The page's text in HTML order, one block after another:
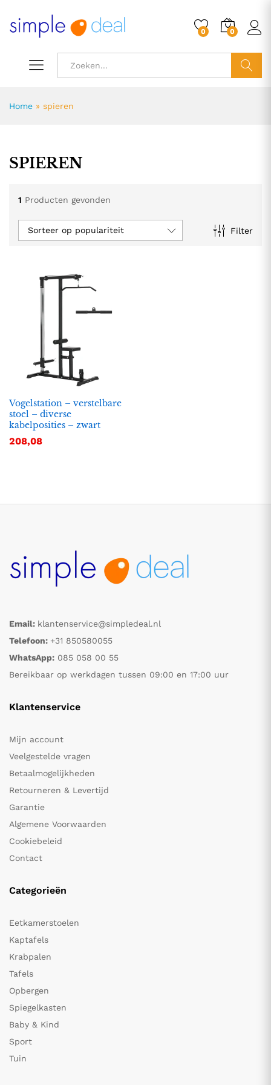
0 0
Home » spieren
SPIEREN
1 Producten gevonden
Filter
Sorteer op populariteit
Vogelstation – verstelbare
stoel – diverse
kabelposities – zwart
208,08
Email: klantenservice@simpledeal.nl
Telefoon: +31 850580055
WhatsApp: 085 058 00 55
Bereikbaar op werkdagen tussen 09:00 en 17:00 uur
Klantenservice
Mijn account
Veelgestelde vragen
Betaalmogelijkheden
Retourneren & Levertijd
Garantie
Algemene Voorwaarden
Cookiebeleid
Contact
Categorieën
Eetkamerstoelen
Kaptafels
Krabpalen
Tafels
Opbergen
Spiegelkasten
Baby & Kind
Sport
Tuin